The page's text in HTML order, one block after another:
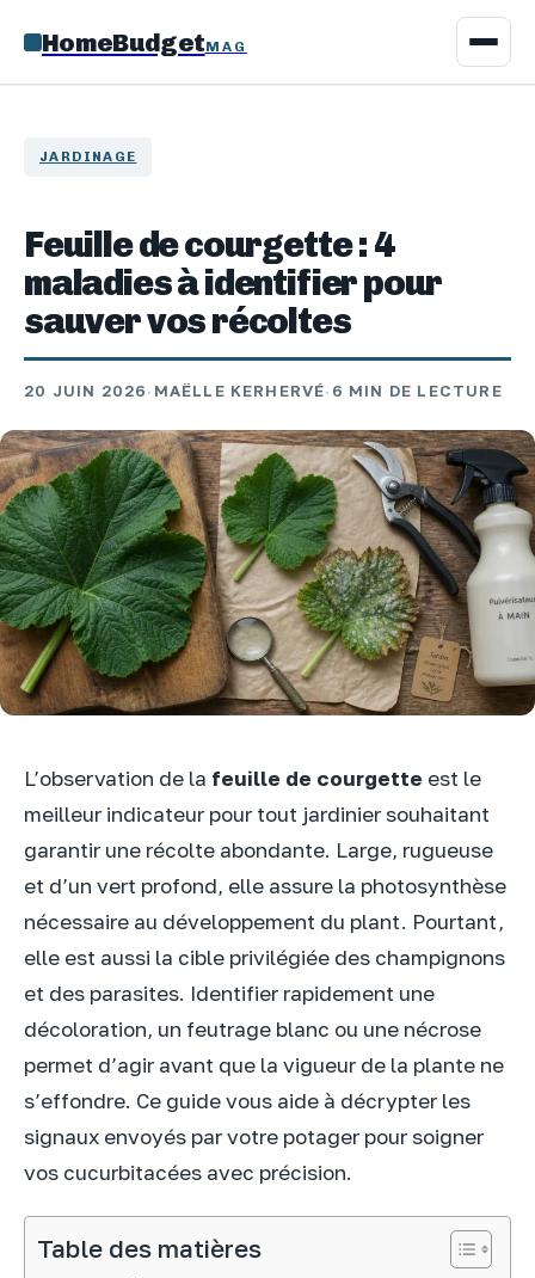
HomeBudgetMAG
JARDINAGE
Feuille de courgette : 4
maladies à identifier pour
sauver vos récoltes
20 JUIN 2026· MAËLLE KERHERVÉ· 6 MIN DE LECTURE
L’observation de la feuille de courgette est le
meilleur indicateur pour tout jardinier souhaitant
garantir une récolte abondante. Large, rugueuse
et d’un vert profond, elle assure la photosynthèse
nécessaire au développement du plant. Pourtant,
elle est aussi la cible privilégiée des champignons
et des parasites. Identifier rapidement une
décoloration, un feutrage blanc ou une nécrose
permet d’agir avant que la vigueur de la plante ne
s’effondre. Ce guide vous aide à décrypter les
signaux envoyés par votre potager pour soigner
vos cucurbitacées avec précision.
Table des matières